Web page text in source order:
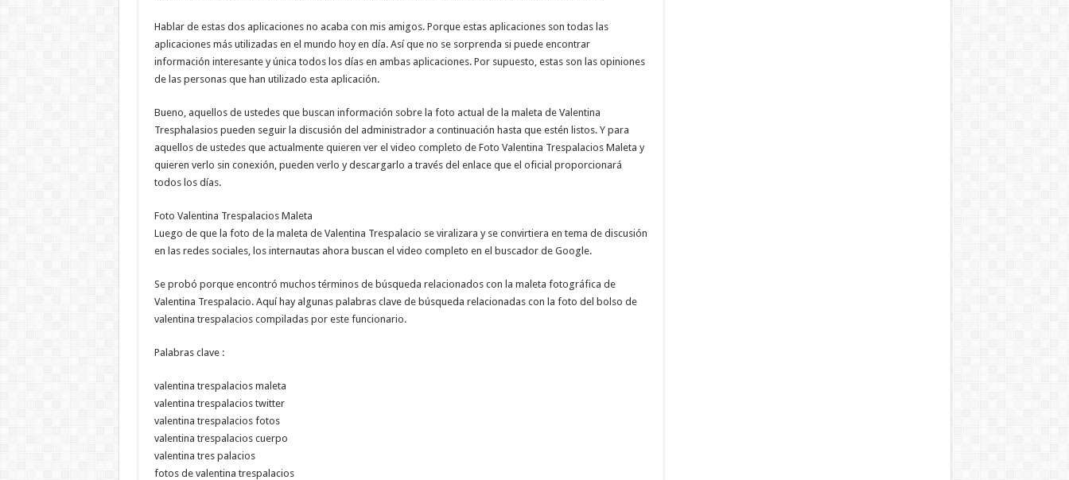
Hablar de estas dos aplicaciones no acaba con mis amigos. Porque estas aplicaciones son todas las
aplicaciones más utilizadas en el mundo hoy en día. Así que no se sorprenda si puede encontrar
información interesante y única todos los días en ambas aplicaciones. Por supuesto, estas son las opiniones
de las personas que han utilizado esta aplicación.
Bueno, aquellos de ustedes que buscan información sobre la foto actual de la maleta de Valentina
Tresphalasios pueden seguir la discusión del administrador a continuación hasta que estén listos. Y para
aquellos de ustedes que actualmente quieren ver el video completo de Foto Valentina Trespalacios Maleta y
quieren verlo sin conexión, pueden verlo y descargarlo a través del enlace que el oficial proporcionará
todos los días.
Foto Valentina Trespalacios Maleta
Luego de que la foto de la maleta de Valentina Trespalacio se viralizara y se convirtiera en tema de discusión
en las redes sociales, los internautas ahora buscan el video completo en el buscador de Google.
Se probó porque encontró muchos términos de búsqueda relacionados con la maleta fotográfica de
Valentina Trespalacio. Aquí hay algunas palabras clave de búsqueda relacionadas con la foto del bolso de
valentina trespalacios compiladas por este funcionario.
Palabras clave :
valentina trespalacios maleta
valentina trespalacios twitter
valentina trespalacios fotos
valentina trespalacios cuerpo
valentina tres palacios
fotos de valentina trespalacios